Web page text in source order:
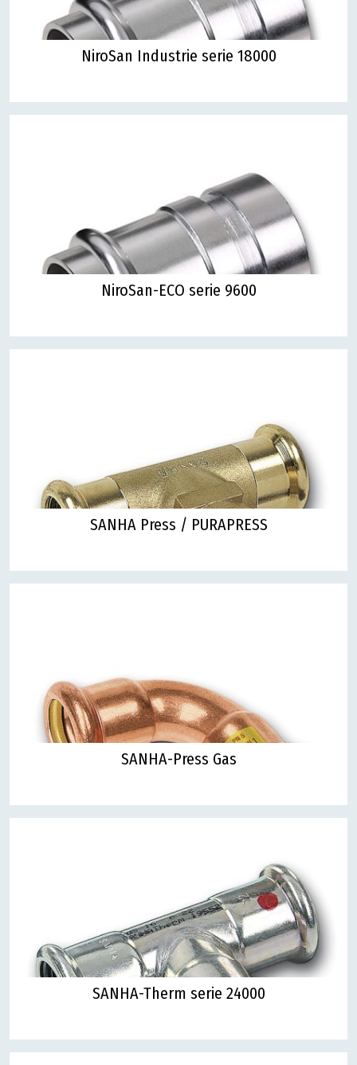
NiroSan Industrie serie 18000
NiroSan-ECO serie 9600
SANHA Press / PURAPRESS
SANHA-Press Gas
SANHA-Therm serie 24000